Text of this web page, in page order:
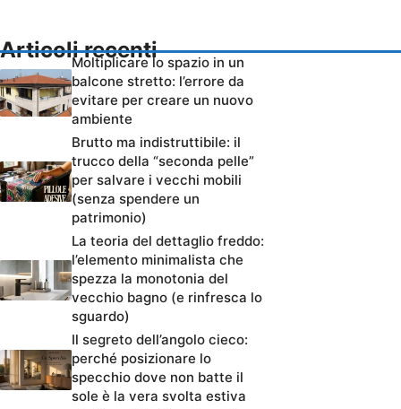
Articoli recenti
Moltiplicare lo spazio in un
balcone stretto: l’errore da
evitare per creare un nuovo
ambiente
Brutto ma indistruttibile: il
trucco della “seconda pelle”
per salvare i vecchi mobili
(senza spendere un
patrimonio)
La teoria del dettaglio freddo:
l’elemento minimalista che
spezza la monotonia del
vecchio bagno (e rinfresca lo
sguardo)
Il segreto dell’angolo cieco:
perché posizionare lo
specchio dove non batte il
sole è la vera svolta estiva